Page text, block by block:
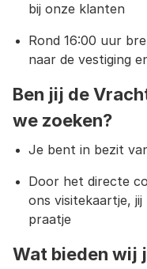
bij onze klanten
Rond 16:00 uur
naar de vestiging
Ben jij de
we zoeken?
Je bent in bezit
Door het directe
ons visitekaartje,
praatje
Wat bieden wij